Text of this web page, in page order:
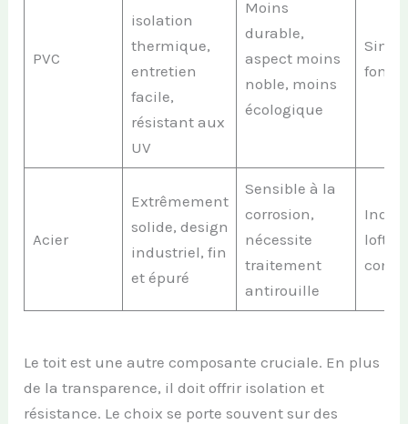
PVC
isolation
thermique,
entretien
facile,
résistant aux
UV
Moins
durable,
aspect moins
noble, moins
écologique
Acier
Extrêmement
solide, design
industriel, fin
et épuré
Sensible à la
corrosion,
nécessite
traitement
antirouille
loft,
Le toit est une autre composante cruciale. En plus
de la transparence, il doit offrir isolation et
résistance. Le choix se porte souvent sur des